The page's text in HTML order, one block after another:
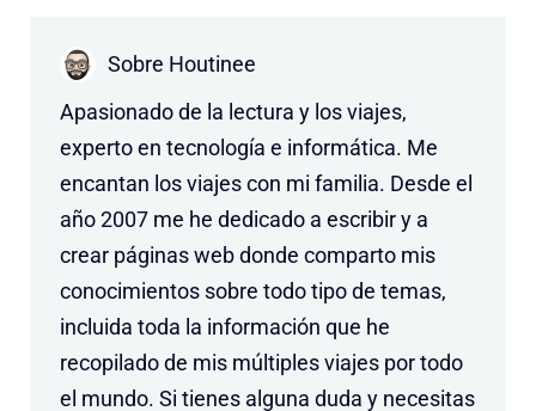
Sobre Houtinee
Apasionado de la lectura y los viajes,
experto en tecnología e informática. Me
encantan los viajes con mi familia. Desde el
año 2007 me he dedicado a escribir y a
crear páginas web donde comparto mis
conocimientos sobre todo tipo de temas,
incluida toda la información que he
recopilado de mis múltiples viajes por todo
el mundo. Si tienes alguna duda y necesitas